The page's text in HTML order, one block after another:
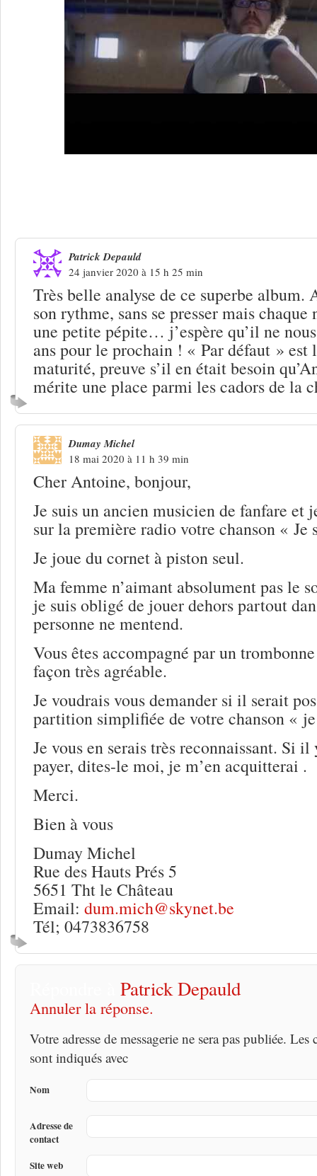
Patrick Depauld
24 janvier 2020 à 15 h 25 min
Très belle analyse de ce superbe album.
son rythme, sans se presser mais chaque
une petite pépite… j’espère qu’il ne
ans pour le prochain ! « Par défaut » est
maturité, preuve s’il en était besoin
mérite une place parmi les cadors de la
Dumay Michel
18 mai 2020 à 11 h 39 min
Cher Antoine, bonjour,
Je suis un ancien musicien de fanfare et
sur la première radio votre chanson «
Je joue du cornet à piston seul.
Ma femme n’aimant absolument pas le
je suis obligé de jouer dehors partout
personne ne mentend.
Vous êtes accompagné par un
façon très agréable.
Je voudrais vous demander si il serait
partition simplifiée de votre chanson «
Je vous en serais très reconnaissant. Si il
payer, dites-le moi, je m’en acquitterai .
Merci.
Bien à vous
Dumay Michel
Rue des Hauts Prés 5
5651 Tht le Château
Email: dum.mich@skynet.be
Tél; 0473836758
Patrick Depauld
Annuler la réponse.
Votre adresse de messagerie ne sera pas publiée.
sont indiqués avec
Nom
Adresse de
contact
Site web